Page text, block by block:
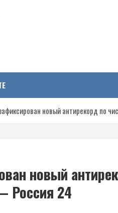
на
в Новороссии,
новый антирекорд по
новый
Россия 24